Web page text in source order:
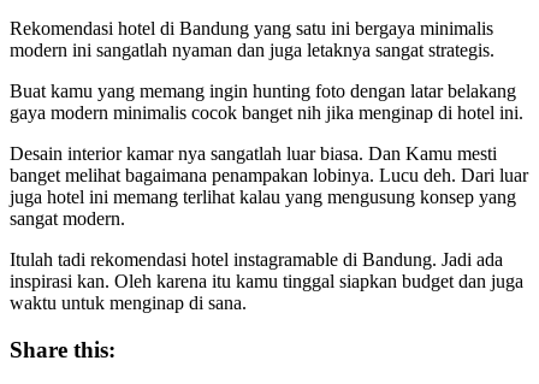
Rekomendasi hotel di Bandung yang satu ini bergaya minimalis
modern ini sangatlah nyaman dan juga letaknya sangat strategis.
Buat kamu yang memang ingin hunting foto dengan latar belakang
gaya modern minimalis cocok banget nih jika menginap di hotel ini.
Desain interior kamar nya sangatlah luar biasa. Dan Kamu mesti
banget melihat bagaimana penampakan lobinya. Lucu deh. Dari luar
juga hotel ini memang terlihat kalau yang mengusung konsep yang
sangat modern.
Itulah tadi rekomendasi hotel instagramable di Bandung. Jadi ada
inspirasi kan. Oleh karena itu kamu tinggal siapkan budget dan juga
waktu untuk menginap di sana.
Share this: